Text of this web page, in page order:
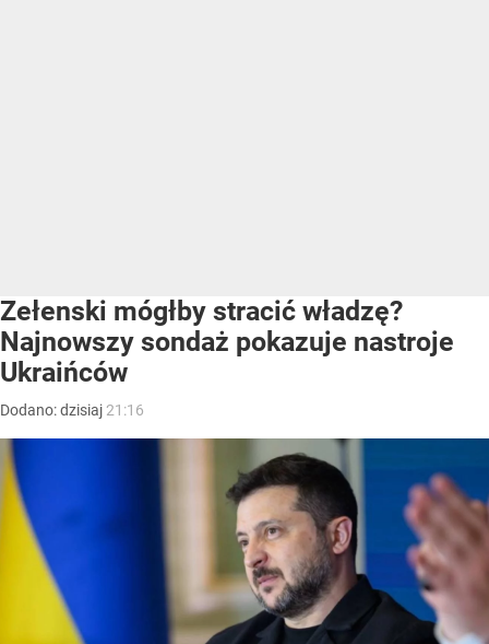
Zełenski mógłby stracić władzę?
Najnowszy sondaż pokazuje nastroje
Ukraińców
Dodano:dzisiaj 21:16